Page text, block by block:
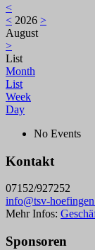
<
< 2026 >
August
>
List
Month
List
Week
Day
No Events
Kontakt
07152/927252
info@tsv-
Mehr Infos:
Sponsoren